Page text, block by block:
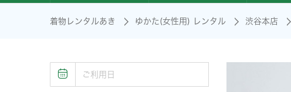
着物レンタルあき ゆかた(女性用) レンタル 渋谷本店